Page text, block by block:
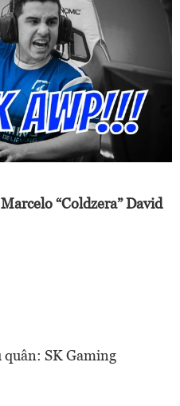
“Coldzera” David
quân: SK Gaming